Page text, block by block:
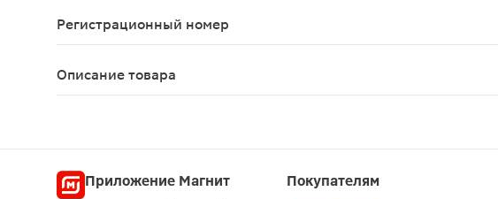
Регистрационный номер
Описание товара
Приложение Магнит Покупателям